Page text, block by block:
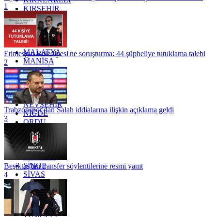
KIRŞEHİR
KOCAELİ
KONYA
KÜTAHYA
KİLİS
MALATYA
MANİSA
MARDİN
MERSİN
MUĞLA
MUŞ
NEVŞEHİR
NİĞDE
ORDU
OSMANİYE
RİZE
SAKARYA
SİNOP
SİVAS
SİİRT
TEKİRDAĞ
TOKAT
TRABZON
1
Etimesgut Belediyesi'ne soruşturma: 44 şüpheliye tutuklama talebi
2
Trabzonspor'dan Salah iddialarına ilişkin açıklama geldi
3
Beşiktaş'tan transfer söylentilerine resmi yanıt
4